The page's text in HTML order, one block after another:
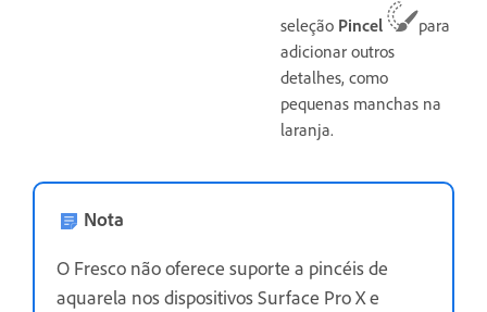
seleção Pincel
para
adicionar outros
detalhes, como
pequenas manchas na
laranja.
Nota
O Fresco não oferece suporte a pincéis de
aquarela nos dispositivos Surface Pro X e